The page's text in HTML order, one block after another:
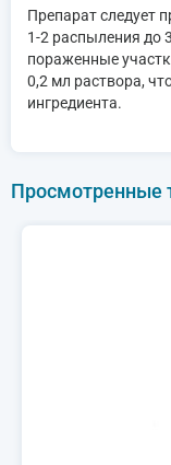
Препарат следует
1-2 распыления до
пораженные
0,2 мл раствора,
ингредиента.
Просмотренные